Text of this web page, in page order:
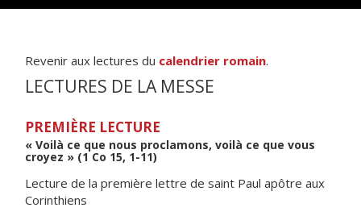
Revenir aux lectures du calendrier romain.
LECTURES DE LA MESSE
PREMIÈRE LECTURE
« Voilà ce que nous proclamons, voilà ce que vous
croyez » (1 Co 15, 1-11)
Lecture de la première lettre de saint Paul apôtre aux
Corinthiens